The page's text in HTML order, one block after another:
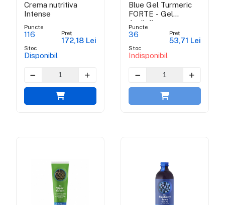
Crema nutritiva
Intense
Puncte
116
Stoc
Disponibil
Preț
172,18 Lei
Blue Gel Turmeric
FORTE - Gel
Antiinflamator
Puncte
36
Stoc
Indisponibil
Preț
53,71 Lei